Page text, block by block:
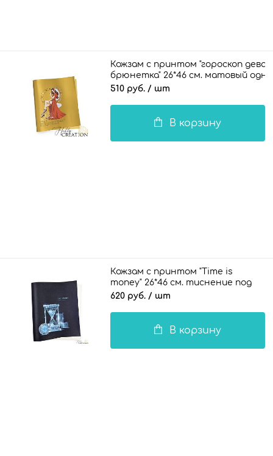
Кожзам с принтом "гороскоп дева /
брюнетка" 26*46 см. матовый
510 руб. / шт
В корзину
Кожзам с принтом "Time is
money" 26*46 см. тиснение под
кожу II, белый
620 руб. / шт
В корзину